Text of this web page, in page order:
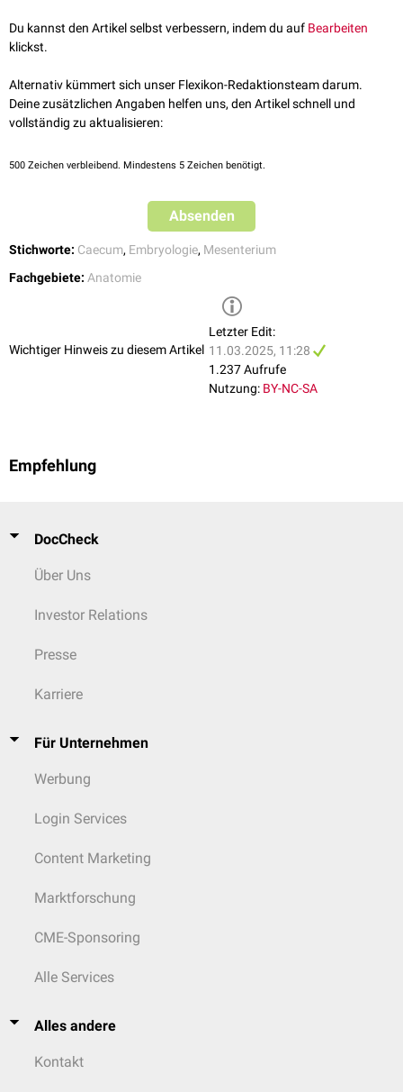
starke Beweglichkeit des Caecums
Caecum liberum: vollständig ausgeprägtes Mesocaecum,
Du kannst den Artikel selbst verbessern, indem du auf Bearbeiten
klickst.
Alternativ kümmert sich unser Flexikon-Redaktionsteam darum.
Deine zusätzlichen Angaben helfen uns, den Artikel schnell und
vollständig zu aktualisieren:
500 Zeichen verbleibend. Mindestens 5 Zeichen benötigt.
Absenden
Stichworte: Caecum, Embryologie, Mesenterium
Fachgebiete: Anatomie
Wichtiger Hinweis zu diesem Artikel
Letzter Edit:
11.03.2025, 11:28
1.237 Aufrufe
Nutzung: BY-NC-SA
Empfehlung
DocCheck
Über Uns
Investor Relations
Presse
Karriere
Für Unternehmen
Werbung
Login Services
Content Marketing
Marktforschung
CME-Sponsoring
Alle Services
Alles andere
Kontakt